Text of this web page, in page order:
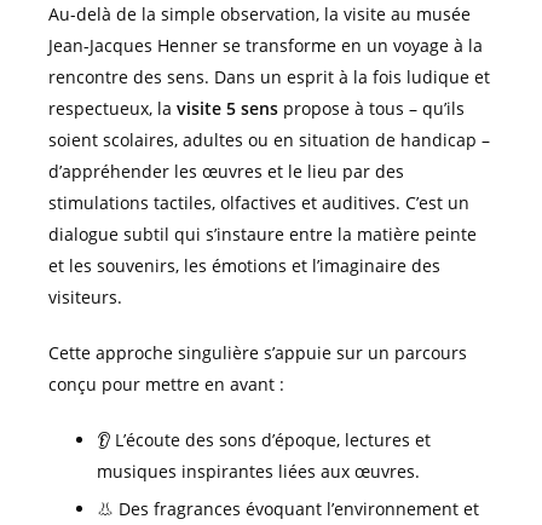
Au-delà de la simple observation, la visite au musée
Jean-Jacques Henner se transforme en un voyage à la
rencontre des sens. Dans un esprit à la fois ludique et
respectueux, la visite 5 sens propose à tous – qu’ils
soient scolaires, adultes ou en situation de handicap –
d’appréhender les œuvres et le lieu par des
stimulations tactiles, olfactives et auditives. C’est un
dialogue subtil qui s’instaure entre la matière peinte
et les souvenirs, les émotions et l’imaginaire des
visiteurs.
Cette approche singulière s’appuie sur un parcours
conçu pour mettre en avant :
👂 L’écoute des sons d’époque, lectures et
musiques inspirantes liées aux œuvres.
👃 Des fragrances évoquant l’environnement et